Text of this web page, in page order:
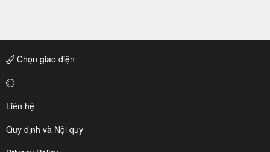
Chọn giao diện
Liên hệ
Quy định và Nội quy